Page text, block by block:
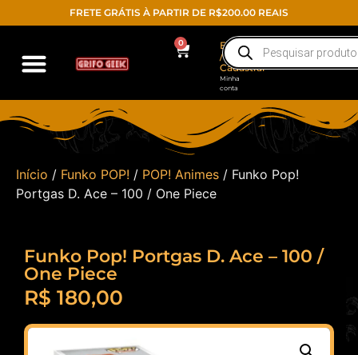
FRETE GRÁTIS À PARTIR DE R$200.00 REAIS
0
Entrar
/
Cadastrar
Minha
conta
Início / Funko POP! / POP! Animes / Funko Pop!
Portgas D. Ace – 100 / One Piece
Funko Pop! Portgas D. Ace – 100 /
One Piece
R$ 180,00